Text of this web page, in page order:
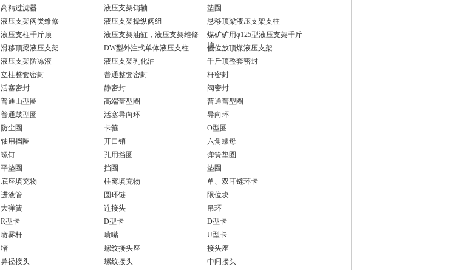
高精过滤器 液压支架销轴
垫圈
液压支架阀类维修 液压支架操纵阀组
悬移顶梁液压支架支柱
液压支柱千斤顶 液压支架油缸，液压支架维修
煤矿矿用φ125型液压支架千斤
顶
滑移顶梁液压支架 DW型外注式单体液压支柱
低位放顶煤液压支架
液压支架防冻液 液压支架乳化油
千斤顶整套密封
立柱整套密封 普通整套密封
杆密封
活塞密封 静密封
阀密封
普通山型圈 高端蕾型圈
普通蕾型圈
普通鼓型圈 活塞导向环
导向环
防尘圈 卡箍
O型圈
轴用挡圈 开口销
六角螺母
螺钉 孔用挡圈
弹簧垫圈
平垫圈 挡圈
垫圈
底座填充物 柱窝填充物
单、双耳链环卡
进液管 圆环链
限位块
大弹簧 连接头
吊环
R型卡 D型卡
D型卡
喷雾杆 喷嘴
U型卡
堵 螺纹接头座
接头座
异径接头 螺纹接头
中间接头